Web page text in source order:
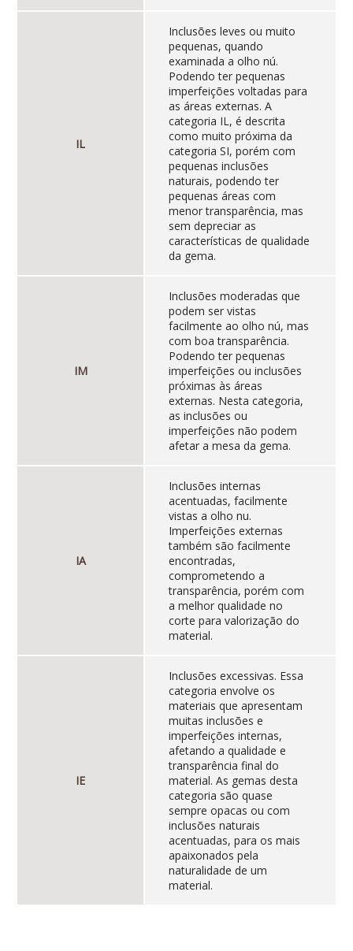
IL
Inclusões leves ou muito
pequenas, quando
examinada a olho nú.
Podendo ter pequenas
imperfeições voltadas para
as áreas externas. A
categoria IL, é descrita
como muito próxima da
categoria SI, porém com
pequenas inclusões
naturais, podendo ter
pequenas áreas com
menor transparência, mas
sem depreciar as
características de qualidade
da gema.
IM
Inclusões moderadas que
podem ser vistas
facilmente ao olho nú, mas
com boa transparência.
Podendo ter pequenas
imperfeições ou inclusões
próximas às áreas
externas. Nesta categoria,
as inclusões ou
imperfeições não podem
afetar a mesa da gema.
IA
Inclusões internas
acentuadas, facilmente
vistas a olho nu.
Imperfeições externas
também são facilmente
encontradas,
comprometendo a
transparência, porém com
a melhor qualidade no
corte para valorização do
material.
IE
Inclusões excessivas. Essa
categoria envolve os
materiais que apresentam
muitas inclusões e
imperfeições internas,
afetando a qualidade e
transparência final do
material. As gemas desta
categoria são quase
sempre opacas ou com
inclusões naturais
acentuadas, para os mais
apaixonados pela
naturalidade de um
material.